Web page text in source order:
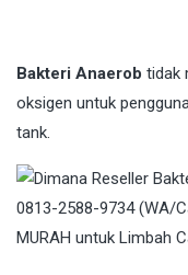
Bakteri Anaerob tidak
oksigen untuk
tank.